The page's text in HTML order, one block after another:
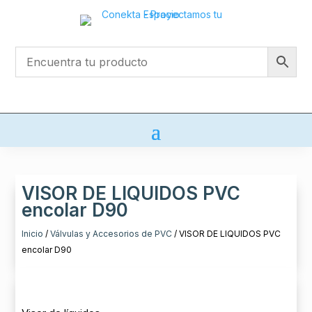
VISOR DE LIQUIDOS PVC
encolar D90
Inicio /Válvulas y Accesorios de PVC / VISOR DE LIQUIDOS PVC
encolar D90